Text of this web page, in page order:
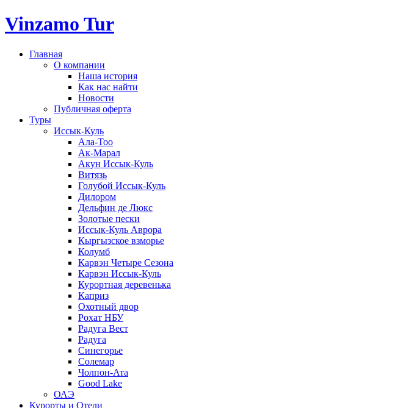
Vinzamo Tur
Главная
О компании
Наша история
Как нас найти
Новости
Публичная оферта
Туры
Иссык-Куль
Ала-Тоо
Ак-Марал
Акун Иссык-Куль
Витязь
Голубой Иссык-Куль
Дилором
Дельфин де Люкс
Золотые пески
Иссык-Куль Аврора
Кыргызское взморье
Колумб
Карвэн Четыре Сезона
Карвэн Иссык-Куль
Курортная деревенька
Каприз
Охотный двор
Рохат НБУ
Радуга Вест
Радуга
Синегорье
Солемар
Чолпон-Ата
Good Lake
ОАЭ
Курорты и Отели